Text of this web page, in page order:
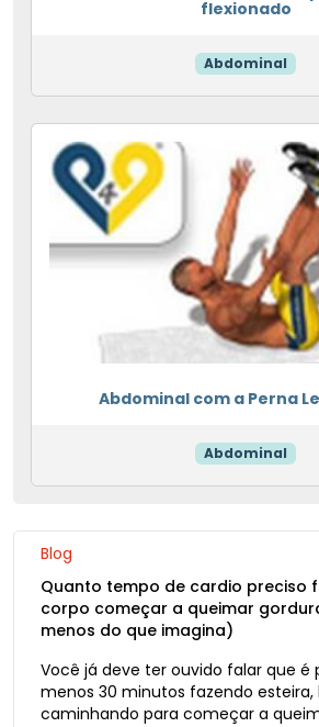
flexionado
Abdominal
Abdominal com a Perna
Abdominal
Blog
Quanto tempo de cardio preciso
corpo começar a queimar
menos do que imagina)
Você já deve ter ouvido falar que é
menos 30 minutos fazendo
caminhando para começar a